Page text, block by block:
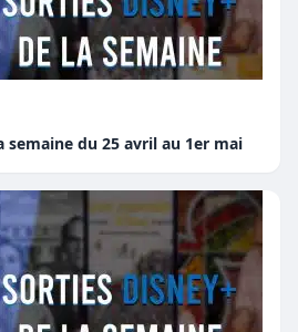
semaine du 25 avril au 1er mai